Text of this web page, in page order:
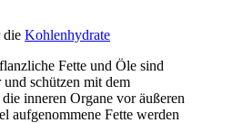
die Kohlenhydrate
Fette und Öle sind
schützen mit dem
inneren Organe vor äußeren
aufgenommene Fette werden